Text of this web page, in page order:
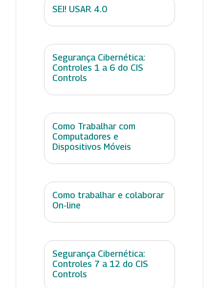
SEI! USAR 4.0
Segurança Cibernética:
Controles 1 a 6 do CIS
Controls
Como Trabalhar com
Computadores e
Dispositivos Móveis
Como trabalhar e colaborar
On-line
Segurança Cibernética:
Controles 7 a 12 do CIS
Controls